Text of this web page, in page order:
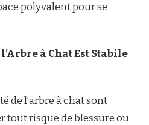
polyvalent pour se
à Chat Est Stabile
de l’arbre à chat sont
tout risque de blessure ou